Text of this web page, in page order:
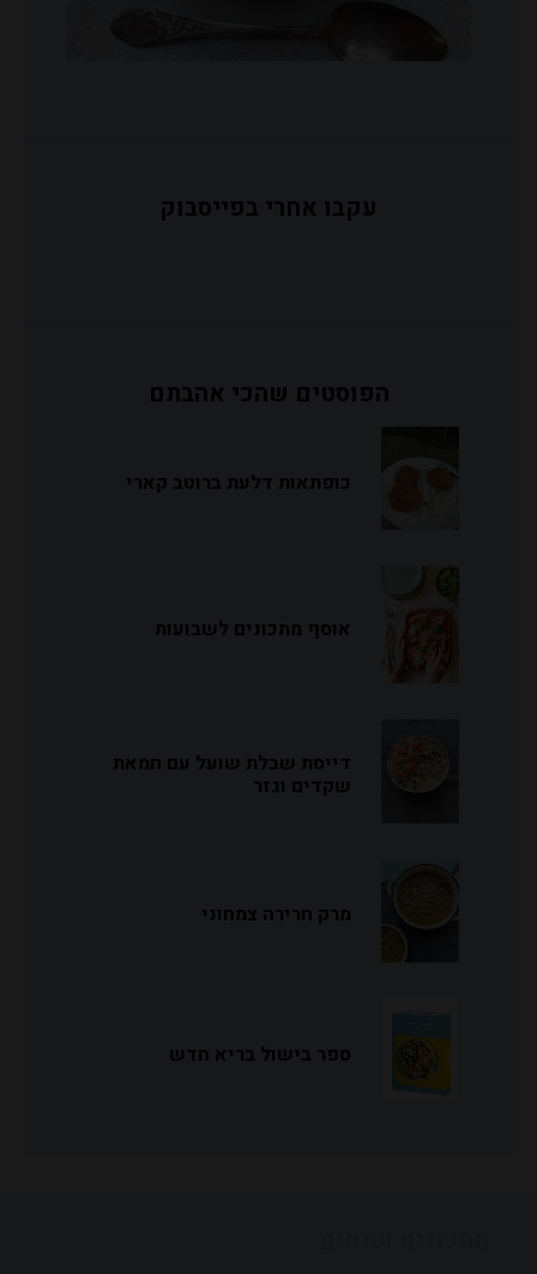
עקבו אחרי בפייסבוק
הפוסטים שהכי אהבתם
כופתאות דלעת ברוטב קארי
אוסף מתכונים לשבועות
דייסת שבלת שועל עם חמאת
שקדים וגזר
מרק חרירה צמחוני
ספר בישול בריא חדש